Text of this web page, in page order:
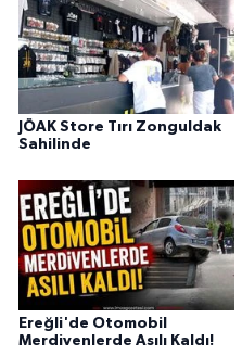
JÖAK Store Tırı Zonguldak
Sahilinde
Ereğli'de Otomobil
Merdivenlerde Asılı Kaldı!